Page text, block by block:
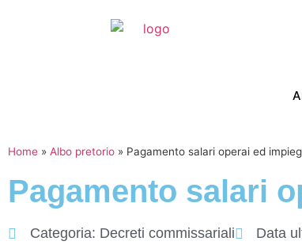
Home » Albo pretorio » Pagamento salari operai ed
Pagamento salari
Categoria: Decreti commissariali Data